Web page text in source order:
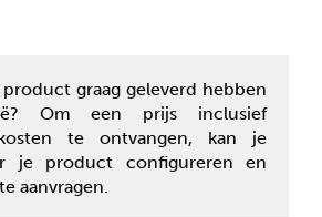
graag geleverd hebben
Om een prijs inclusief
te ontvangen, kan je
je product configureren en
aanvragen.